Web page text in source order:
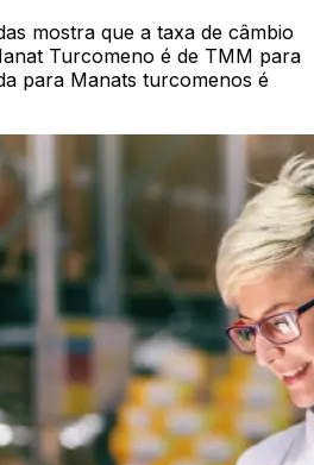
mostra que a taxa de câmbio
Turcomeno é de TMM para
para Manats turcomenos é